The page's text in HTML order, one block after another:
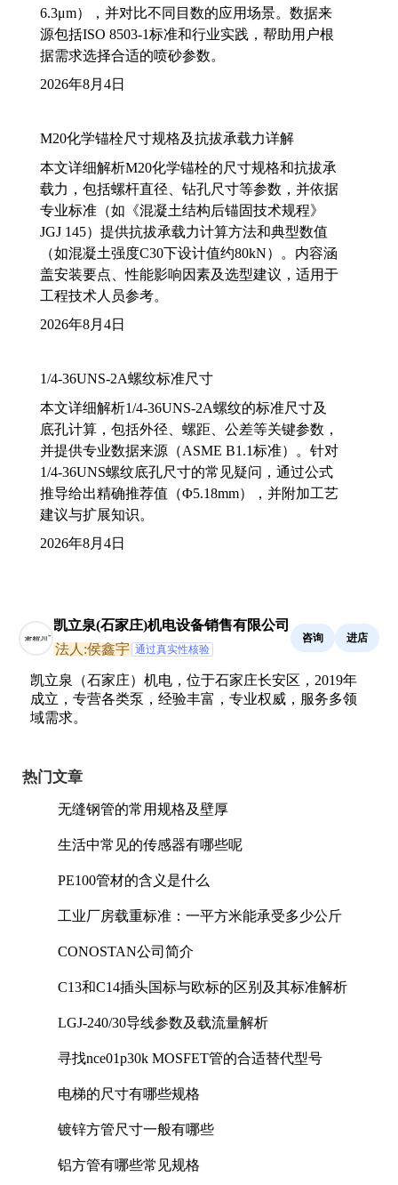
6.3μm），并对比不同目数的应用场景。数据来
源包括ISO 8503-1标准和行业实践，帮助用户根
据需求选择合适的喷砂参数。
2026年8月4日
M20化学锚栓尺寸规格及抗拔承载力详解
本文详细解析M20化学锚栓的尺寸规格和抗拔承
载力，包括螺杆直径、钻孔尺寸等参数，并依据
专业标准（如《混凝土结构后锚固技术规程》
JGJ 145）提供抗拔承载力计算方法和典型数值
（如混凝土强度C30下设计值约80kN）。内容涵
盖安装要点、性能影响因素及选型建议，适用于
工程技术人员参考。
2026年8月4日
1/4-36UNS-2A螺纹标准尺寸
本文详细解析1/4-36UNS-2A螺纹的标准尺寸及
底孔计算，包括外径、螺距、公差等关键参数，
并提供专业数据来源（ASME B1.1标准）。针对
1/4-36UNS螺纹底孔尺寸的常见疑问，通过公式
推导给出精确推荐值（Φ5.18mm），并附加工艺
建议与扩展知识。
2026年8月4日
凯立泉(石家庄)机电设备销售有限公司
法人:侯鑫宇 通过真实性核验
咨询 进店
凯立泉（石家庄）机电，位于石家庄长安区，2019年
成立，专营各类泵，经验丰富，专业权威，服务多领
域需求。
热门文章
无缝钢管的常用规格及壁厚
生活中常见的传感器有哪些呢
PE100管材的含义是什么
工业厂房载重标准：一平方米能承受多少公斤
CONOSTAN公司简介
C13和C14插头国标与欧标的区别及其标准解析
LGJ-240/30导线参数及载流量解析
寻找nce01p30k MOSFET管的合适替代型号
电梯的尺寸有哪些规格
镀锌方管尺寸一般有哪些
铝方管有哪些常见规格